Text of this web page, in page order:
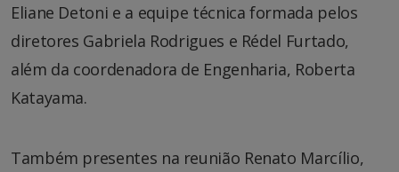
Eliane Detoni e a equipe técnica formada pelos
diretores Gabriela Rodrigues e Rédel Furtado,
além da coordenadora de Engenharia, Roberta
Katayama.
Também presentes na reunião Renato Marcílio,